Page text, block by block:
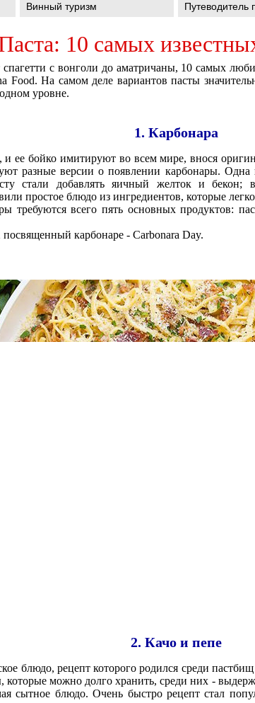
Винный туризм Путеводитель
10 самых
с вонголи до аматричаны, 10 самых
Food. На самом деле вариантов пасты
уровне.
1. Карбонара
ее бойко имитируют во всем мире, внося
разные версии о появлении карбонары. Одна
стали добавлять яичный желток и бекон;
простое блюдо из ингредиентов, которые
требуются всего пять основных продуктов:
карбонаре - Carbonara Day.
2. Качо и пепе
блюдо, рецепт которого родился среди
можно долго хранить, среди них -
сытное блюдо. Очень быстро рецепт стал